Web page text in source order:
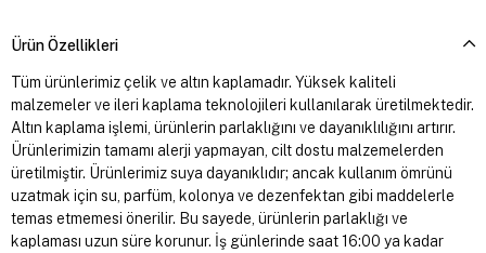
Ürün Özellikleri
Tüm ürünlerimiz çelik ve altın kaplamadır. Yüksek kaliteli
malzemeler ve ileri kaplama teknolojileri kullanılarak üretilmektedir.
Altın kaplama işlemi, ürünlerin parlaklığını ve dayanıklılığını artırır.
Ürünlerimizin tamamı alerji yapmayan, cilt dostu malzemelerden
üretilmiştir. Ürünlerimiz suya dayanıklıdır; ancak kullanım ömrünü
uzatmak için su, parfüm, kolonya ve dezenfektan gibi maddelerle
temas etmemesi önerilir. Bu sayede, ürünlerin parlaklığı ve
kaplaması uzun süre korunur. İş günlerinde saat 16:00 ya kadar